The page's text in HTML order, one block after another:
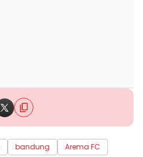
bandung
Arema FC